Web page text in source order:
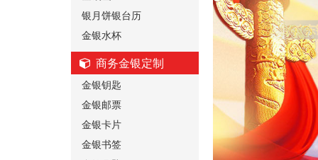
银月饼银台历
金银水杯
商务金银定制
金银钥匙
金银邮票
金银卡片
金银书签